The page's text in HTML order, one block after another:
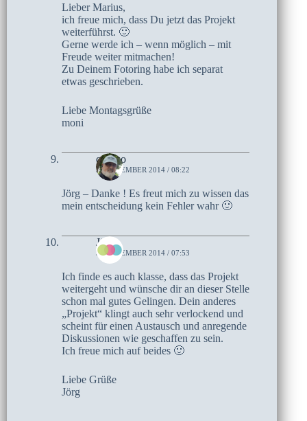
Lieber Marius,
ich freue mich, dass Du jetzt das Projekt
weiterführst. 🙂
Gerne werde ich – wenn möglich – mit
Freude weiter mitmachen!
Zu Deinem Fotoring habe ich separat
etwas geschrieben.
Liebe Montagsgrüße
moni
czoczo
3. NOVEMBER 2014 / 08:22
Jörg – Danke ! Es freut mich zu wissen das
mein entscheidung kein Fehler wahr 🙂
Jörg
3. NOVEMBER 2014 / 07:53
Ich finde es auch klasse, dass das Projekt
weitergeht und wünsche dir an dieser Stelle
schon mal gutes Gelingen. Dein anderes
„Projekt“ klingt auch sehr verlockend und
scheint für einen Austausch und anregende
Diskussionen wie geschaffen zu sein.
Ich freue mich auf beides 🙂
Liebe Grüße
Jörg